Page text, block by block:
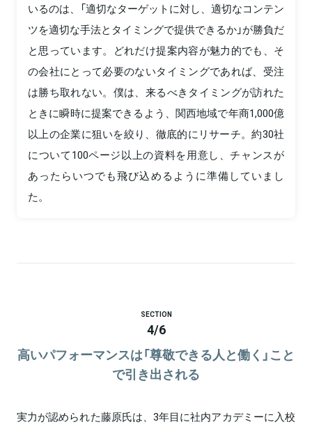
いるのは、「適切なターゲットに対し、適切なコンテン
ツを適切な手法とタイミングで提供できるか」が勝負だ
と思っています。どれだけ提案内容が魅力的でも、そ
の会社にとって必要のないタイミングであれば、受注
は勝ち取れない。僕は、来るべきタイミングが訪れた
ときに瞬時に提案できるよう、関西地域で年商1,000億
以上の企業に狙いを絞り、徹底的にリサーチ。約30社
について100ページ以上の資料を用意し、チャンスが
あったらいつでも飛び込めるように準備していまし
た。
SECTION
4/6
高いパフォーマンスは「尊敬できる人と働く」こと
で引き出される
実力が認められた藤原氏は、3年目に社内アカデミーに入校